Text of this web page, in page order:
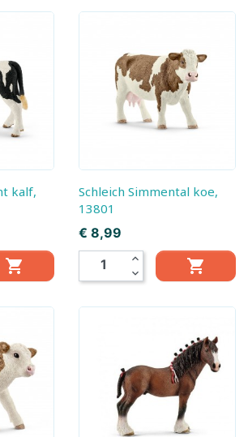

Schleich Simmental koe,
13801
Prijs
€ 8,99
expand_less
expand_more
